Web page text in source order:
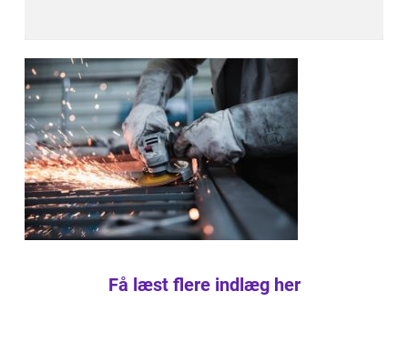
Få læst flere indlæg her